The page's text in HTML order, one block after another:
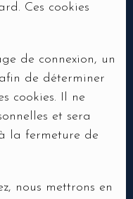
Ces cookies
de connexion, un
de déterminer
cookies. Il ne
et sera
la fermeture de
nous mettrons en